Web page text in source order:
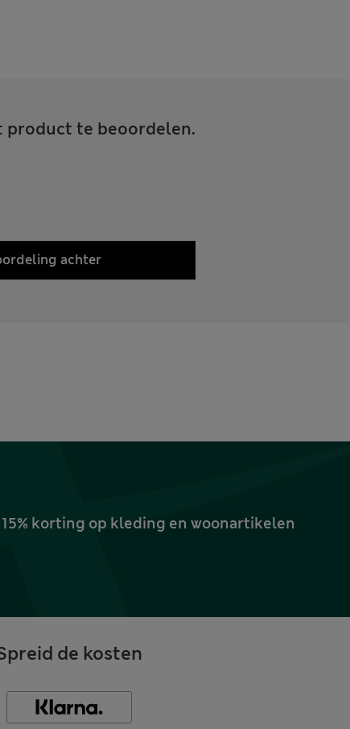
product te beoordelen.
achter
korting op kleding en woonartikelen
de kosten